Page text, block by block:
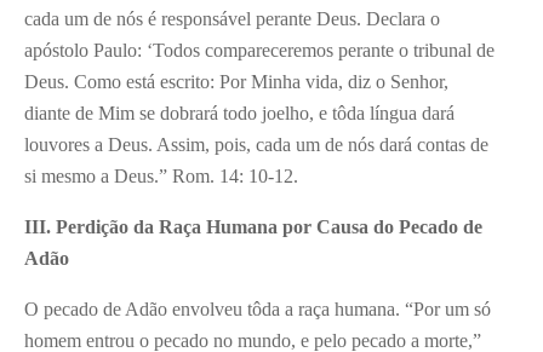
cada um de nós é responsável perante Deus. Declara o
apóstolo Paulo: ‘Todos compareceremos perante o tribunal de
Deus. Como está escrito: Por Minha vida, diz o Senhor,
diante de Mim se dobrará todo joelho, e tôda língua dará
louvores a Deus. Assim, pois, cada um de nós dará contas de
si mesmo a Deus.” Rom. 14: 10-12.
III. Perdição da Raça Humana por Causa do Pecado de
Adão
O pecado de Adão envolveu tôda a raça humana. “Por um só
homem entrou o pecado no mundo, e pelo pecado a morte,”